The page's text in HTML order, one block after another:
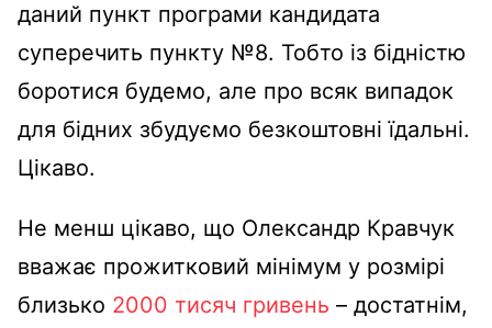
даний пункт програми кандидата
суперечить пункту №8. Тобто із бідністю
боротися будемо, але про всяк випадок
для бідних збудуємо безкоштовні їдальні.
Цікаво.
Не менш цікаво, що Олександр Кравчук
вважає прожитковий мінімум у розмірі
близько 2000 тисяч гривень – достатнім,